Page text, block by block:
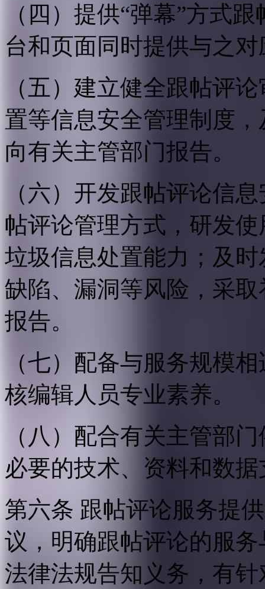
（四）提供“弹幕”方式
台和页面同时提供与之
（五）建立健全跟帖评
置等信息安全管理制度
向有关主管部门报告。
（六）开发跟帖评论信
帖评论管理方式，研发
垃圾信息处置能力；及
缺陷、漏洞等风险，采
报告。
（七）配备与服务规模
核编辑人员专业素养。
（八）配合有关主管部
必要的技术、资料和数
第六条 跟帖评论服务提
议，明确跟帖评论的服
法律法规告知义务，有